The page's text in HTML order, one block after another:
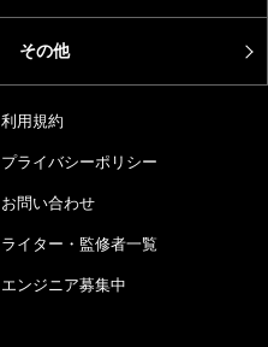
その他
利用規約
プライバシーポリシー
お問い合わせ
ライター・監修者一覧
エンジニア募集中